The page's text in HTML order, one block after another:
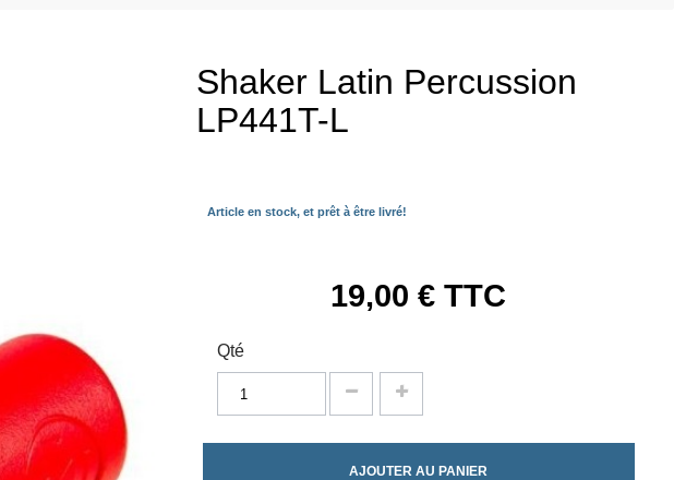
Shaker Latin Percussion
LP441T-L
Article en stock, et prêt à être livré!
19,00 € TTC
Qté
AJOUTER AU PANIER